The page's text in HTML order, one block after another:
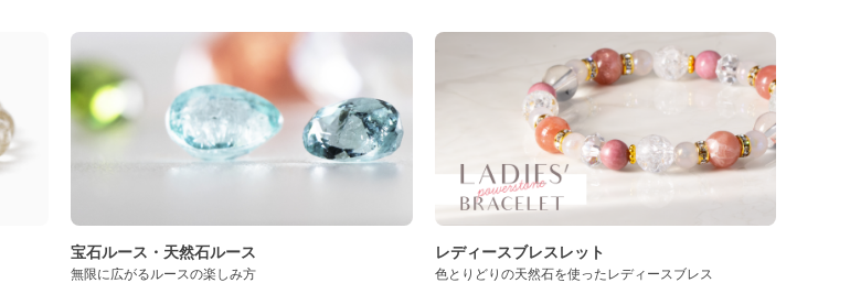
宝石ルース・天然石ルース
無限に広がるルースの楽しみ方
レディースブレスレット
色とりどりの天然石を使ったレディースブレス